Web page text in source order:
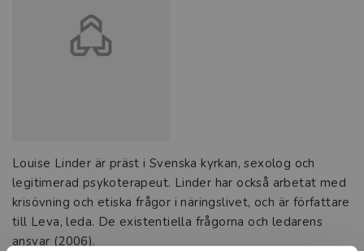
Louise Linder är präst i Svenska kyrkan, sexolog och
legitimerad psykoterapeut. Linder har också arbetat med
krisövning och etiska frågor i näringslivet, och är författare
till Leva, leda. De existentiella frågorna och ledarens
ansvar (2006).